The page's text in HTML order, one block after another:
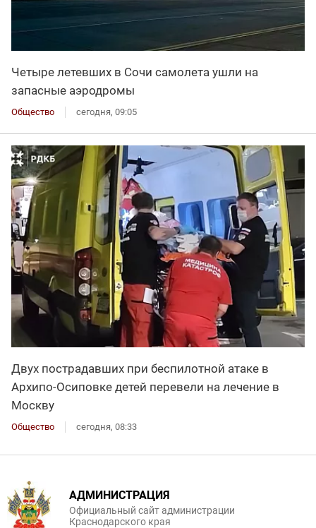
Четыре летевших в Сочи самолета ушли на
запасные аэродромы
Общество сегодня, 09:05
Двух пострадавших при беспилотной атаке в
Архипо-Осиповке детей перевели на лечение в
Москву
Общество сегодня, 08:33
АДМИНИСТРАЦИЯ
Официальный сайт администрации
Краснодарского края